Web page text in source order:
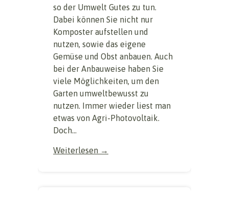
so der Umwelt Gutes zu tun.
Dabei können Sie nicht nur
Komposter aufstellen und
nutzen, sowie das eigene
Gemüse und Obst anbauen. Auch
bei der Anbauweise haben Sie
viele Möglichkeiten, um den
Garten umweltbewusst zu
nutzen. Immer wieder liest man
etwas von Agri-Photovoltaik.
Doch...
Weiterlesen →